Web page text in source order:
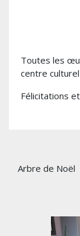
Toutes les
centre
Félicitations
Arbre de Noël